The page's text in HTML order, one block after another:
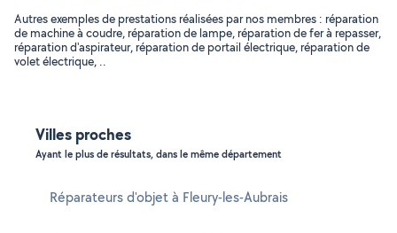
Autres exemples de prestations réalisées par nos membres : réparation
de machine à coudre, réparation de lampe, réparation de fer à repasser,
réparation d'aspirateur, réparation de portail électrique, réparation de
volet électrique, ..
Villes proches
Ayant le plus de résultats, dans le même département
Réparateurs d'objet à Fleury-les-Aubrais